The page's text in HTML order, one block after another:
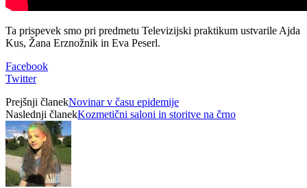
Ta prispevek smo pri predmetu Televizijski praktikum ustvarile Ajda
Kus, Žana Erznožnik in Eva Peserl.
Facebook
Twitter
Prejšnji članekNovinar v času epidemije
Naslednji članekKozmetični saloni in storitve na črno